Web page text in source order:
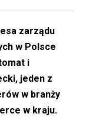
zarządu
w Polsce
i
jeden z
w branży
w kraju.